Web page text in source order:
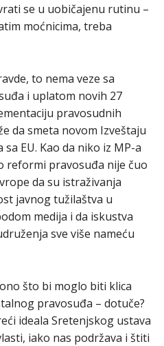
se u uobičajenu rutinu –
moćnicima, treba
to nema veze sa
i uplatom novih 27
pravosudnih
da smeta novom Izveštaju
EU. Kao da niko iz MP-a
reformi pravosuđa nije čuo
da su istraživanja
javnog tužilaštva u
medija i da iskustva
sve više nameću
što bi moglo biti klica
pravosuđa – dotuče?
ideala Sretenjskog ustava
iako nas podržava i štiti